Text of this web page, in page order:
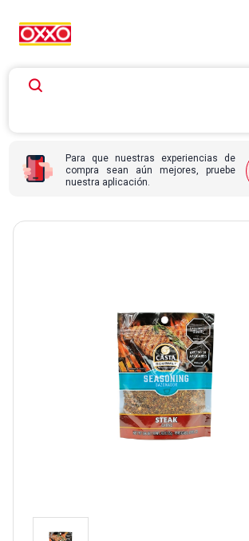
Para que nuestras experiencias de
compra sean aún mejores, pruebe
nuestra aplicación.